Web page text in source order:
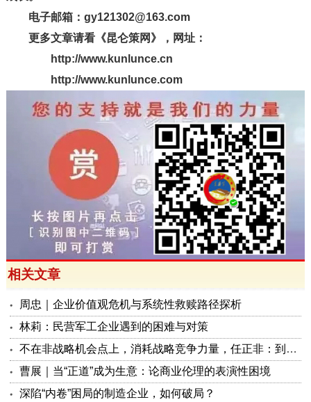
电子邮箱：gy121302@163.com
更多文章请看《昆仑策网》，网址：
http://www.kunlunce.cn
http://www.kunlunce.com
相关文章
周忠｜企业价值观危机与系统性救赎路径探析
林莉：民营军工企业遇到的困难与对策
不在非战略机会点上，消耗战略竞争力量，任正非：到了提枪跨马上战场的时候，一定要把英雄选出来
曹展｜当“正道”成为生意：论商业伦理的表演性困境
深陷“内卷”困局的制造企业，如何破局？